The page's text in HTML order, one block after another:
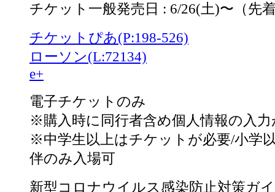
チケット一般発売日 : 6/26(土)〜（先
チケットぴあ(P:198-526)
ローソン(L:72134)
e+
電子チケットのみ
※購入時に同行者含め個人情報の入力
※中学生以上はチケットが必要/小学
伴のみ入場可
新型コロナウイルス感染防止対策ガ